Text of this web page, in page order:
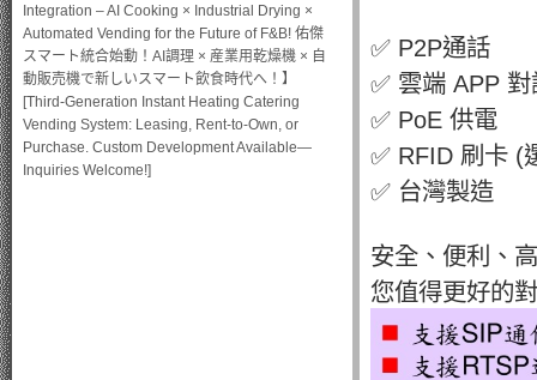
✅ P2P通話
✅ 雲端 APP 對
✅ PoE 供電
✅ RFID 刷卡 (
✅ 台灣製造
安全、便利、
您值得更好的
Integration – AI Cooking × Industrial Drying ×
Automated Vending for the Future of F&B! 佑傑
スマート統合始動！AI調理 × 産業用乾燥機 × 自
動販売機で新しいスマート飲食時代へ！】
[Third-Generation Instant Heating Catering
Vending System: Leasing, Rent-to-Own, or
Purchase. Custom Development Available—
Inquiries Welcome!]